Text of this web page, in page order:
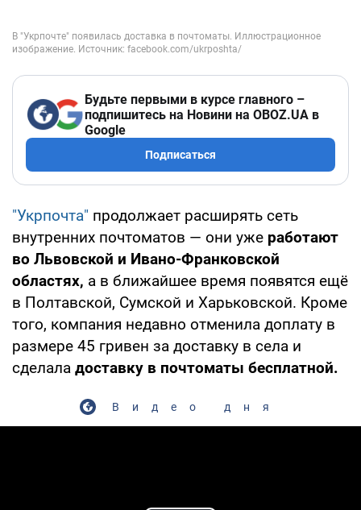
Будьте первыми в курсе главного –
подпишитесь на Новини на OBOZ.UA в
Google
Подписаться
"Укрпочта" продолжает расширять сеть
внутренних почтоматов — они уже работают
во Львовской и Ивано-Франковской
областях, а в ближайшее время появятся ещё
в Полтавской, Сумской и Харьковской. Кроме
того, компания недавно отменила доплату в
размере 45 гривен за доставку в села и
сделала доставку в почтоматы бесплатной.
Видео дня